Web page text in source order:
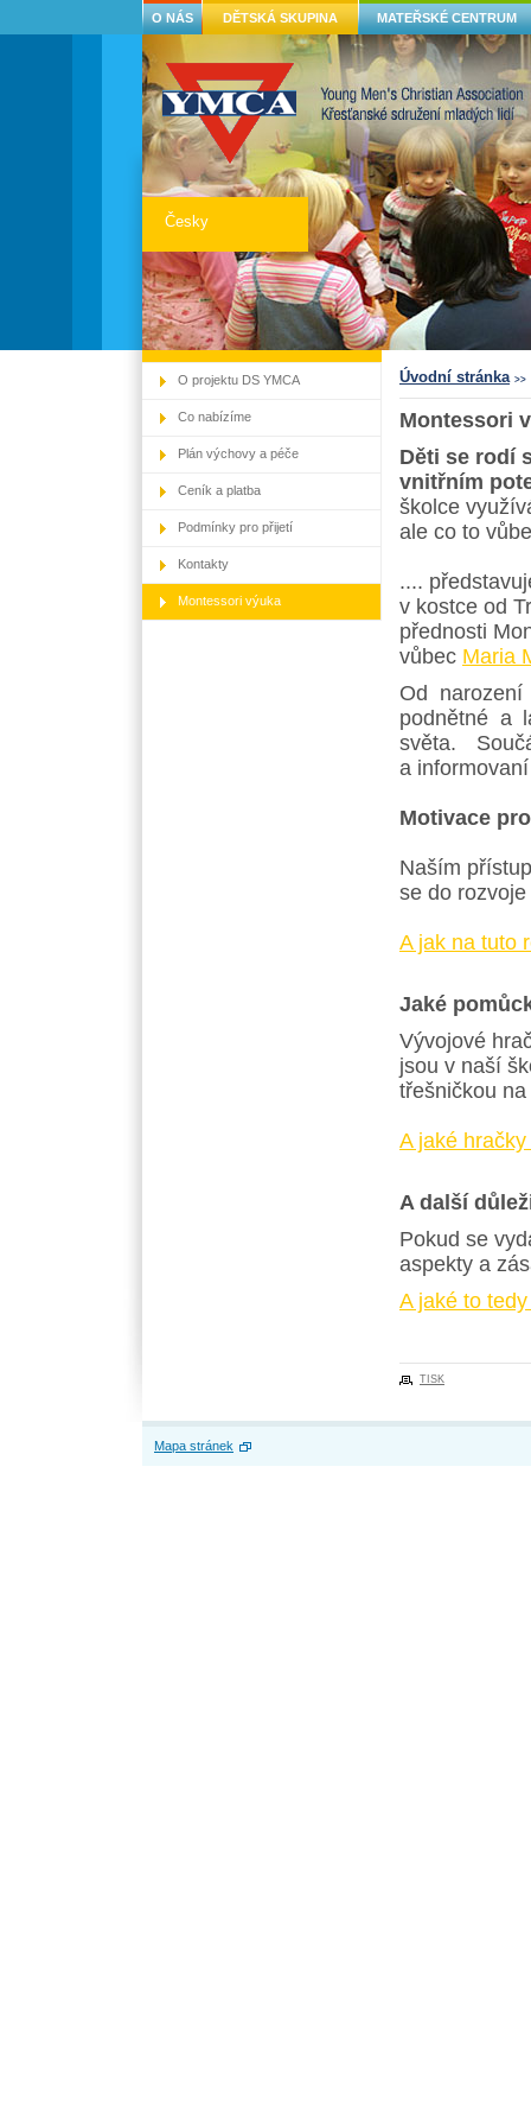
Montessori
Děti se rodí
vnitřním
školce
ale co to
....
v kostce od
přednosti
vůbec Maria
Od
podnětné a
světa.
a
Motivace
Naším
se do
A jak na tuto
Jaké
Vývojové
jsou v naší
třešničkou
A jaké
A další
Pokud se
aspekty a
A jaké to
TISK
Česky
O NÁS DĚTSKÁ SKUPINA MATEŘSKÉ CENTRUM
O projektu DS YMCA
Co nabízíme
Plán výchovy a péče
Ceník a platba
Podmínky pro přijetí
Kontakty
Montessori výuka
Úvodní stránka >>
Mapa stránek